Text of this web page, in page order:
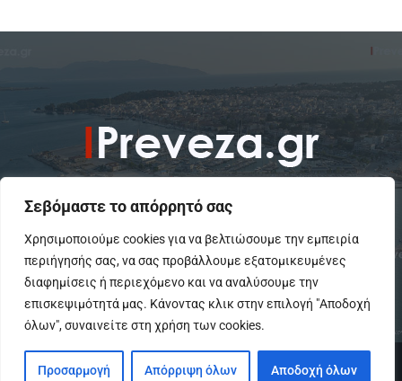
Σεβόμαστε το απόρρητό σας
Χρησιμοποιούμε cookies για να βελτιώσουμε την εμπειρία
περιήγησής σας, να σας προβάλλουμε εξατομικευμένες
διαφημίσεις ή περιεχόμενο και να αναλύσουμε την
επισκεψιμότητά μας. Κάνοντας κλικ στην επιλογή "Αποδοχή
όλων", συναινείτε στη χρήση των cookies.
Προσαρμογή Απόρριψη όλων Αποδοχή όλων
To IPreveza.gr είναι μια σύγχρονη ενημερωτική ιστοσελίδα για την
Πρέβεζα, Πάργα, Φιλιππιάδα και την Ήπειρο σε θέματα Κοινωνικά,
Πολιτικά, Αθλητικά και Πολιτιστικά.